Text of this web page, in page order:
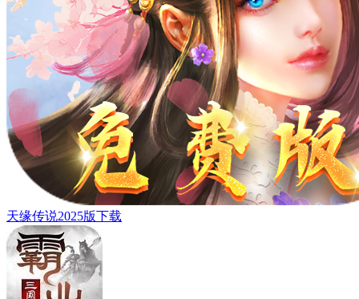
天缘传说2025版下载